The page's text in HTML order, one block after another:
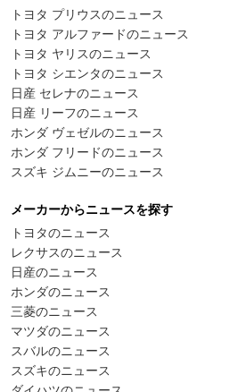
トヨタ プリウスのニュース
トヨタ アルファードのニュース
トヨタ ヤリスのニュース
トヨタ シエンタのニュース
日産 セレナのニュース
日産 リーフのニュース
ホンダ ヴェゼルのニュース
ホンダ フリードのニュース
スズキ ジムニーのニュース
メーカーからニュースを探す
トヨタのニュース
レクサスのニュース
日産のニュース
ホンダのニュース
三菱のニュース
マツダのニュース
スバルのニュース
スズキのニュース